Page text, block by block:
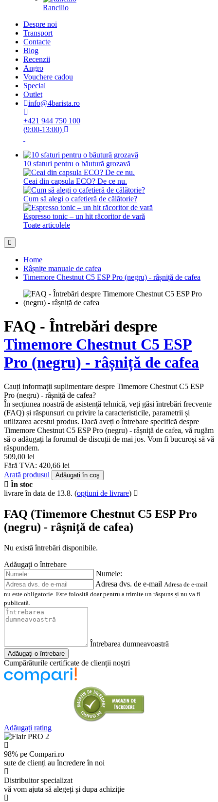
Rancilio
Despre noi
Transport
Contacte
Blog
Recenzii
Angro
Vouchere cadou
Special
Outlet
info@4barista.ro
+421 944 750 100
(9:00-13:00)
10 sfaturi pentru o băutură grozavă
Ceai din capsula ECO? De ce nu.
Cum să alegi o cafetieră de călătorie?
Espresso tonic – un hit răcoritor de vară
Toate articolele
Home
Râșnițe manuale de cafea
Timemore Chestnut C5 ESP Pro (negru) - râșniță de cafea
FAQ - Întrebări despre
Timemore Chestnut C5 ESP
Pro (negru) - râșniță de cafea
Cauți informații suplimentare despre Timemore Chestnut C5 ESP
Pro (negru) - râșniță de cafea?
În secțiunea noastră de asistență tehnică, veți găsi întrebări frecvente
(FAQ) și răspunsuri cu privire la caracteristicile, parametrii și
utilizarea acestui produs. Dacă aveți o întrebare specifică despre
Timemore Chestnut C5 ESP Pro (negru) - râșniță de cafea, vă rugăm
să o adăugați la forumul de discuții de mai jos. Vom fi bucuroși să vă
răspundem.
509,00 lei
Fără TVA: 420,66 lei
Arată produsul
Adăugați în coş
În stoc
livrare în data de 13.8. (opțiuni de livrare)
FAQ (Timemore Chestnut C5 ESP Pro
(negru) - râșniță de cafea)
Nu există întrebări disponibile.
Adăugați o întrebare
Numele:
Adresa dvs. de e-mail Adresa de e-mail
nu este obligatorie. Este folosită doar pentru a trimite un răspuns și nu va fi
publicată.
Întrebarea dumneavoastră
Adăugați o întrebare
Cumpărăturile certificate de clienții noștri
Adăugați rating
98% pe Compari.ro
sute de clienți au încredere în noi
Distribuitor specializat
vă vom ajuta să alegeți și dupa achiziție